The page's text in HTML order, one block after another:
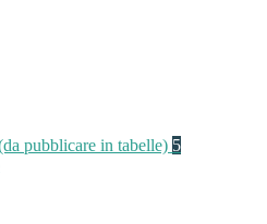
pubblicare in tabelle) 5